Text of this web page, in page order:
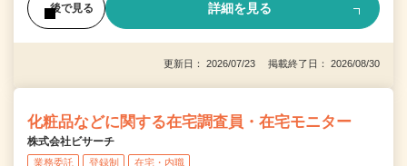
後で見る 詳細を見る
更新日： 2026/07/23 掲載終了日： 2026/08/30
化粧品などに関する在宅調査員・在宅モニター
株式会社ビサーチ
業務委託 登録制 在宅・内職